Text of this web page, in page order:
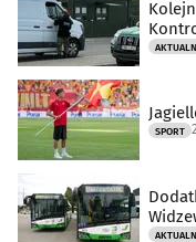
SPORT